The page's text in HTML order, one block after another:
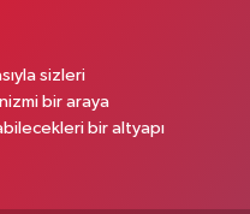
sizleri
bir araya
bir altyapı